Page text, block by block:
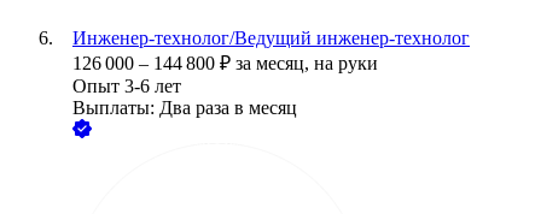
Инженер-технолог/Ведущий инженер-технолог
126 000 – 144 800 ₽ за месяц, на руки
Опыт 3-6 лет
Выплаты: Два раза в месяц